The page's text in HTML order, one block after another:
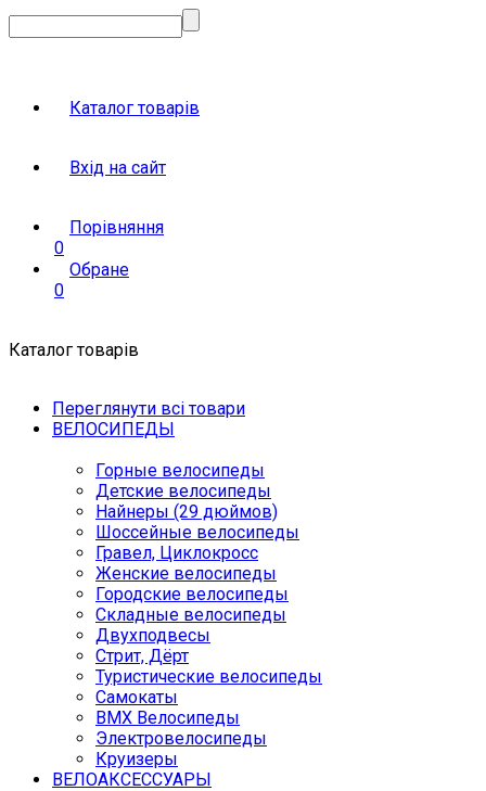
Каталог товарів
Вхід на сайт
Порівняння
0
Обране
0
Каталог товарів
Переглянути всі товари
ВЕЛОСИПЕДЫ
Горные велосипеды
Детские велосипеды
Найнеры (29 дюймов)
Шоссейные велосипеды
Гравел, Циклокросс
Женские велосипеды
Городcкие велосипеды
Складные велосипеды
Двухподвесы
Стрит, Дёрт
Туристические велосипеды
Самокаты
BMX Велосипеды
Электровелосипеды
Круизеры
ВЕЛОАКСЕССУАРЫ